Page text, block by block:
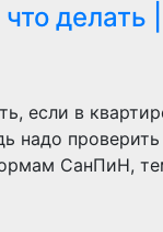
делать
если в
надо
СанПиН,